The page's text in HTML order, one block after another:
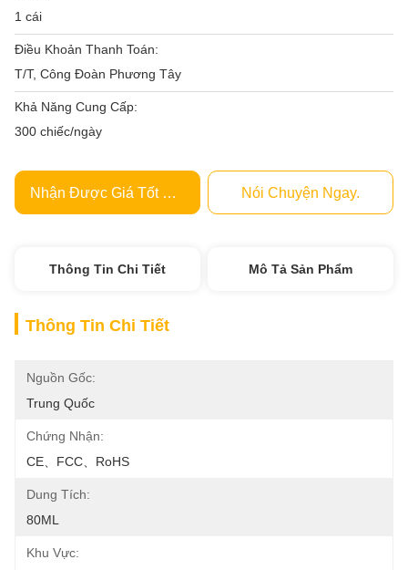
1 cái
Điều Khoản Thanh Toán:
T/T, Công Đoàn Phương Tây
Khả Năng Cung Cấp:
300 chiếc/ngày
Nhận Được Giá Tốt Nhất Nói Chuyện Ngay.
Thông Tin Chi Tiết Mô Tả Sản Phẩm
Thông Tin Chi Tiết
Nguồn Gốc:
Trung Quốc
Chứng Nhận:
CE、FCC、RoHS
Dung Tích:
80ML
Khu Vực: